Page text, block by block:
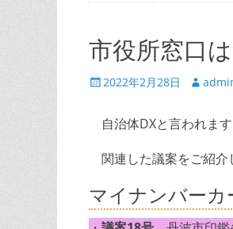
ニ
ュ
市役所窓口
投 2022年2月28日
投
自治体DXと言われます
関連した議案をご紹介
マイナンバーカ